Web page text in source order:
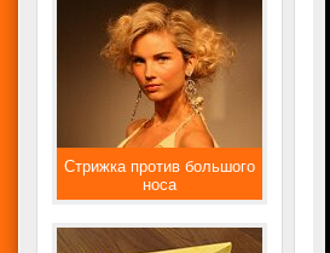
Стрижка против большого
носа